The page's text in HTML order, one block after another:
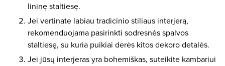
lininę staltiesę.
Jei vertinate labiau tradicinio stiliaus interjerą,
rekomenduojama pasirinkti sodresnės spalvos
staltiesę, su kuria puikiai derės kitos dekoro detalės.
Jei jūsų interjeras yra bohemiškas, suteikite kambariui